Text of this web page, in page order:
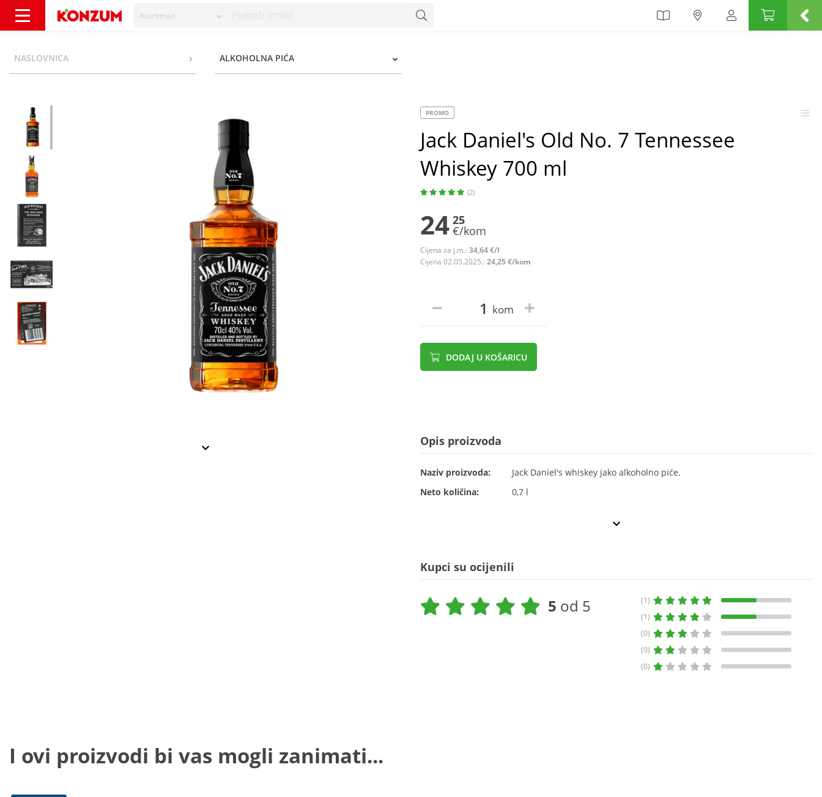
Asortiman
NASLOVNICA ALKOHOLNA PIĆA
PROMO
Jack Daniel's Old No. 7 Tennessee
Whiskey 700 ml
(2)
24 25
€/kom
Cijena za j.m.: 34,64 €/l
Cijena 02.05.2025.: 24,25 €/kom
kom
DODAJ U KOŠARICU
Opis proizvoda
Naziv proizvoda:
Jack Daniel's whiskey jako alkoholno piće.
Neto količina:
0,7 l
Kupci su ocijenili
5 od 5
(1)
(1)
(0)
(0)
(0)
I ovi proizvodi bi vas mogli zanimati...